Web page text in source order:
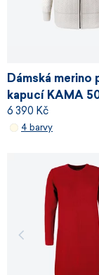
Dámská merino
kapucí KAMA
6 390 Kč
4 barvy